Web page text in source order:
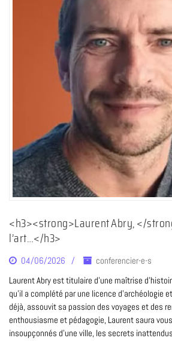
<h3><strong>Laurent Abry, </
l’art…</h3>
04/06/2026
conferencier-e-s
Laurent Abry est titulaire d’une maîtrise
qu’il a complété par une licence d’archéologie
déjà, assouvit sa passion des voyages et des
enthousiasme et pédagogie, Laurent saura
insoupçonnés d’une ville, les secrets